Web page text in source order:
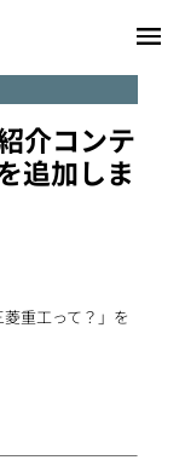
介コンテ
追加しま
重工って？」を